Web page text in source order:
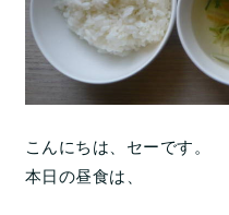
こんにちは、セーです。
本日の昼食は、